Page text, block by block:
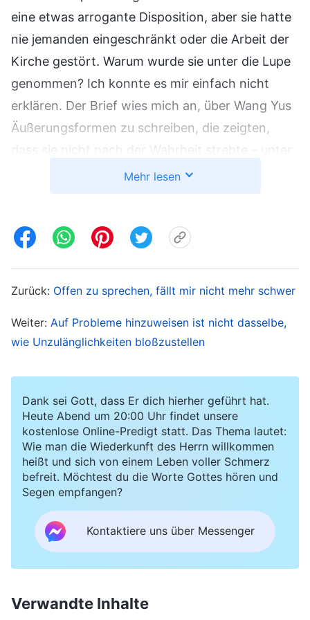
eine etwas arrogante Disposition, aber sie hatte
nie jemanden eingeschränkt oder die Arbeit der
Kirche gestört. Warum wurde sie unter die Lupe
genommen? Ich konnte es mir einfach nicht
erklären. Der Brief wies mich an, über Wang Yus
Äußerungsformen zu schreiben, die zeigten,
dass sie nicht nach der Wahrheit strebte – unter
anderem, dass sie das Zurechtstutzen nicht
über nichts anderes schreiben dürfe. Ich dachte
Verdorbenheit bis zu einem gewissen Grad.
darauf basiert, wird sie vollkommen negativ
ausfallen. Das ist nicht richtig! Sollte eine
persönlich gesehen hat? Sollte sie nicht ein
objektiver und fairer Bericht über die Stärken
und Schwächen von jemandem sein? Warum soll
ich nur über ihre Schwächen schreiben und nicht
über ihre Stärken? Es scheint, als hätte die
Leiterin keinen guten Eindruck von Wang Yu.
Diesmal läuft sie wirklich Gefahr, entfernt zu
werden.“ Bei diesem Gedanken fing ich an, mir
Sorgen um Wang Yu zu machen. Ich las den Brief
diejenige, die diese Arbeit hauptsächlich
Mehr lesen
Zurück: Offen zu sprechen, fällt mir nicht mehr schwer
Weiter: Auf Probleme hinzuweisen ist nicht dasselbe,
wie Unzulänglichkeiten bloßzustellen
Dank sei Gott, dass Er dich hierher geführt hat.
Heute Abend um 20:00 Uhr findet unsere
kostenlose Online-Predigt statt. Das Thema lautet:
Wie man die Wiederkunft des Herrn willkommen
heißt und sich von einem Leben voller Schmerz
befreit. Möchtest du die Worte Gottes hören und
Segen empfangen?
Kontaktiere uns über Messenger
Verwandte Inhalte